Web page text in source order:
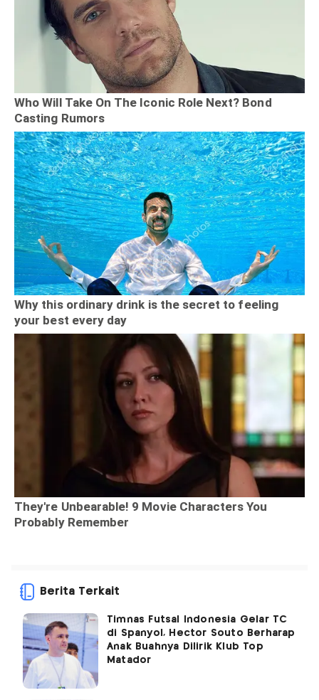
Berita Terkait
Timnas Futsal Indonesia Gelar TC
di Spanyol, Hector Souto Berharap
Anak Buahnya Dilirik Klub Top
Matador